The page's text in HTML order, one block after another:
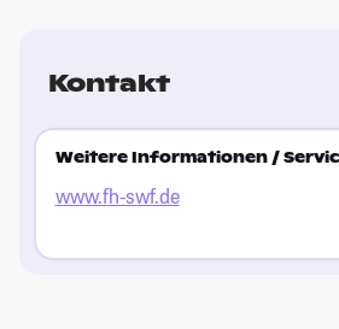
Kontakt
Weitere Informationen /
www.fh-swf.de